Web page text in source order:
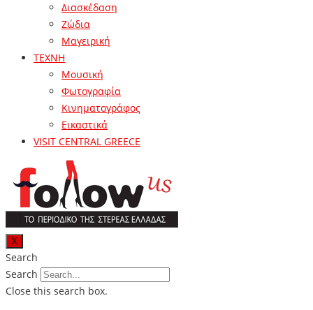
Διασκέδαση
Ζώδια
Μαγειρική
ΤΕΧΝΗ
Μουσική
Φωτογραφία
Κινηματογράφος
Εικαστικά
VISIT CENTRAL GREECE
X
Search
Search
Close this search box.